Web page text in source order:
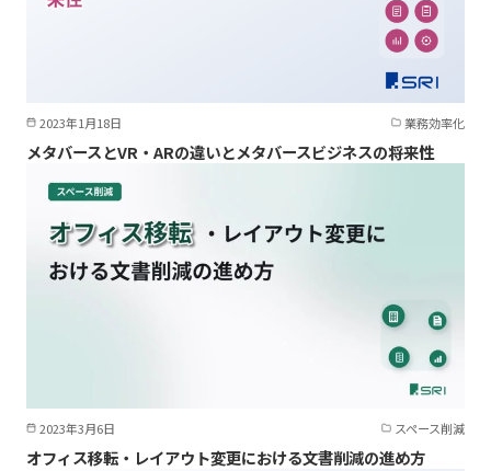
2023年1月18日 業務効率化
メタバースとVR・ARの違いとメタバースビジネスの将来性
2023年3月6日 スペース削減
オフィス移転・レイアウト変更における文書削減の進め方